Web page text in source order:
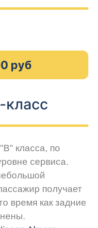
руб
класс
класса, по
сервиса.
получает
время как задние